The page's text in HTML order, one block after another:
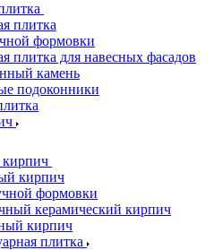
плитка
формовки
плитка для навесных фасадов
камень
подоконники
кирпич
формовки
керамический кирпич
кирпич
плитка